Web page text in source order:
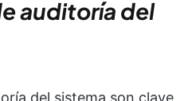
auditoría del
del sistema son clave